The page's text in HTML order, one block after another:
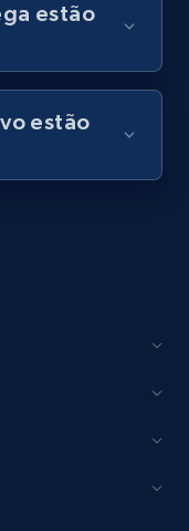
by
grátis
by
Final
estão
estão